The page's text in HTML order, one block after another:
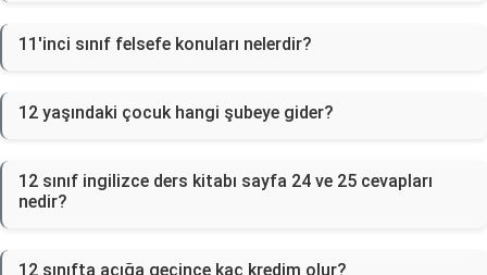
11'inci sınıf felsefe konuları nelerdir?
12 yaşındaki çocuk hangi şubeye gider?
12 sınıf ingilizce ders kitabı sayfa 24 ve 25 cevapları
nedir?
12 sınıfta açığa geçince kaç kredim olur?